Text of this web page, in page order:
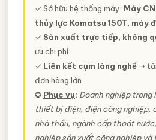
✓ Sở hữu hệ thống máy: Máy
thủy lực Komatsu 150T, máy
✓ Sản xuất trực tiếp, không
ưu chi phí
✓ Liên kết cụm làng nghề ➝
đơn hàng lớn
✪ Phục vụ: Doanh nghiệp trong
thiết bị điện, điện công nghiệp,
nhà thầu, ngành cấp thoát
nghiệp sản xuất công nghiệp và